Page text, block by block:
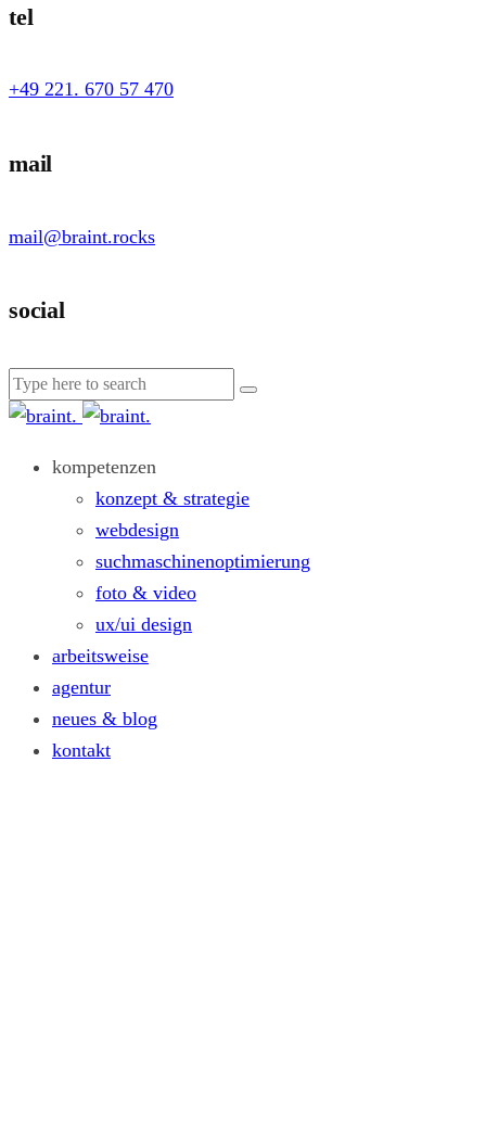
tel
+49 221. 670 57 470
mail
mail@braint.rocks
social
kompetenzen
konzept & strategie
webdesign
suchmaschinenoptimierung
foto & video
ux/ui design
arbeitsweise
agentur
neues & blog
kontakt